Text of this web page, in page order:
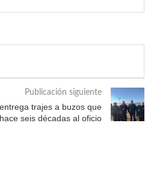
Publicación siguiente
trajes a buzos que
seis décadas al oficio